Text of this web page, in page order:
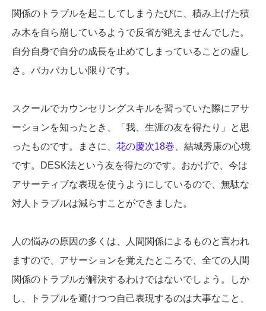
関係のトラブルを起こしてしまうたびに、積み上げた積
み木を自ら崩しているようで反省が絶えませんでした。
自分自身で自分の成長を止めてしまっていることの虚し
さ。バカバカしい限りです。
スクールでカウンセリングスキルを習っていた際にアサ
ーションを知ったとき、「我、生涯の友を得たり」と思
ったものです。まさに、 花の慶次18巻 、結城秀康の心境
です。DESK法という友を得たのです。おかげで、今は
アサーティブな表現を使うようにしているので、無駄な
対人トラブルは減らすことができました。
人の悩みの原因の多くは、人間関係によるものと言われ
ますので、アサーションを覚えたところで、全ての人間
関係のトラブルが解決するわけではないでしょう。しか
し、トラブルを避けつつ自己表現するのは大事なこと、